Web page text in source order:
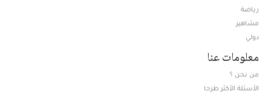
رياضة
مشاهير
دولي
معلومات عنا
من نحن ؟
الأسئلة الأكثر طرحا